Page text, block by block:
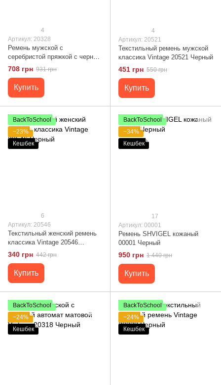
4
Артикул: 20328
Ремень мужской c
серебристой пряжкой с черной
вставкой Vintage 20328 Черный
708 грн 931 грн
Купить
4
Артикул: 20521
Текстильный ремень мужской
классика Vintage 20521 Черный
451 грн 550 грн
Купить
BackToSchool
−23%
Кешбек
6
Артикул: 20546
Текстильный женский ремень
классика Vintage 20546
Черный
340 грн 442 грн
Купить
BackToSchool
−34%
Кешбек
17
Артикул: 00001
Ремень SHVIGEL кожаный
00001 Черный
950 грн 1 440 грн
Купить
BackToSchool
−24%
Кешбек
BackToSchool
−24%
Кешбек